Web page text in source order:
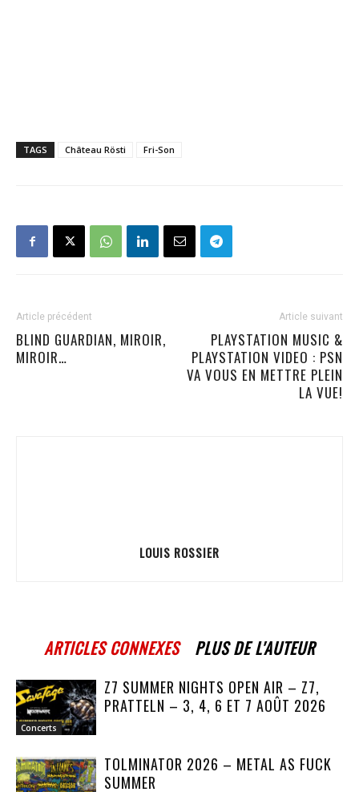
TAGS Château Rösti Fri-Son
Article précédent
BLIND GUARDIAN, MIROIR,
MIROIR…
Article suivant
PLAYSTATION MUSIC &
PLAYSTATION VIDEO : PSN
VA VOUS EN METTRE PLEIN
LA VUE!
LOUIS ROSSIER
ARTICLES CONNEXES PLUS DE L'AUTEUR
Concerts
Z7 SUMMER NIGHTS OPEN AIR – Z7,
PRATTELN – 3, 4, 6 ET 7 AOÛT 2026
TOLMINATOR 2026 – METAL AS FUCK
SUMMER